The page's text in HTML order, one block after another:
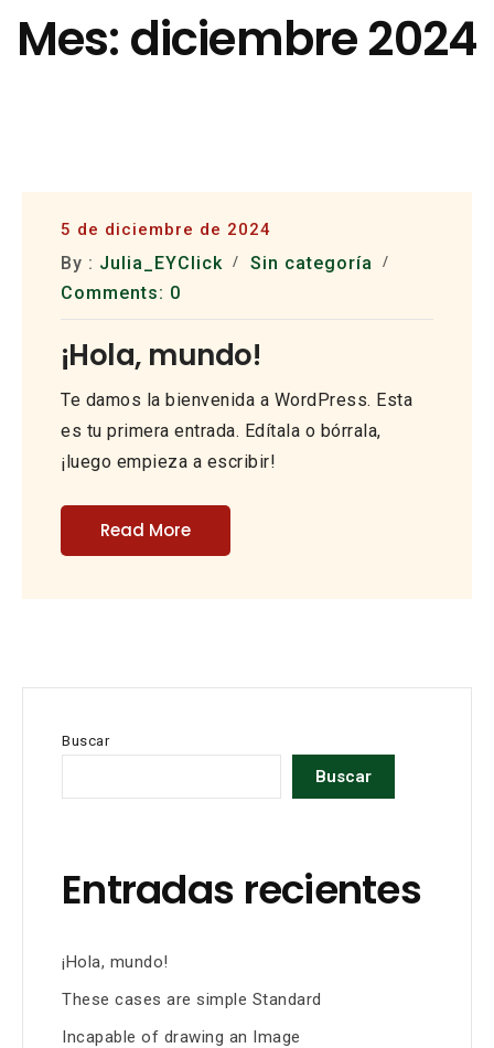
Mes: diciembre 2024
5 de diciembre de 2024
By : Julia_EYClick
Sin categoría
Comments: 0
¡Hola, mundo!
Te damos la bienvenida a WordPress. Esta
es tu primera entrada. Edítala o bórrala,
¡luego empieza a escribir!
Read More
Buscar
Buscar
Entradas recientes
¡Hola, mundo!
These cases are simple Standard
Incapable of drawing an Image